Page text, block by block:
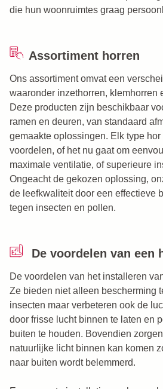
die hun woonruimtes graag
Assortiment horren
Ons assortiment omvat een
waaronder inzethorren, klemhorren
Deze producten zijn beschikbaar
ramen en deuren, van standaard
gemaakte oplossingen. Elk type
voordelen, of het nu gaat om
maximale ventilatie, of superieure
Ongeacht de gekozen oplossing,
de leefkwaliteit door een effectieve
tegen insecten en pollen.
De voordelen van een
De voordelen van het installeren
Ze bieden niet alleen bescherming
insecten maar verbeteren ook de
door frisse lucht binnen te laten en
buiten te houden. Bovendien
natuurlijke licht binnen kan komen
naar buiten wordt belemmerd.